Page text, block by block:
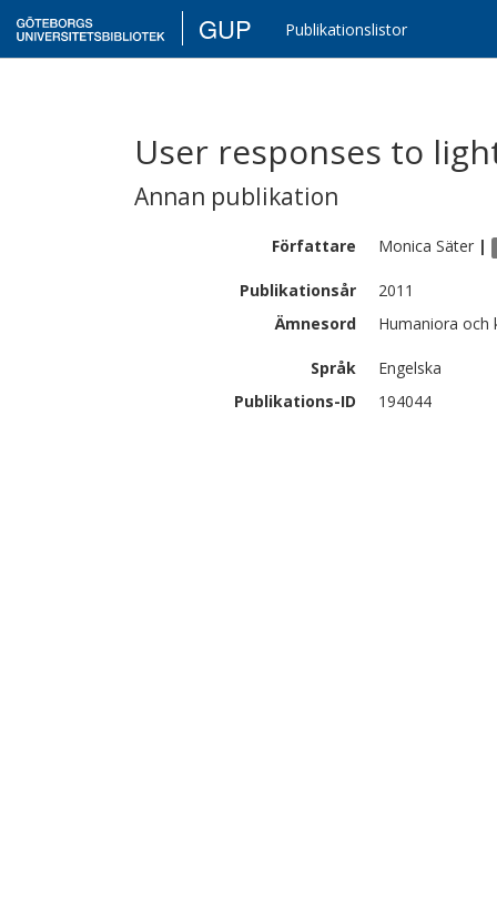
GUP Publikationslistor
User responses to
Annan publikation
Författare Monica Säter |
Publikationsår
2011
Ämnesord
Humaniora
Språk
Engelska
Publikations-ID
194044